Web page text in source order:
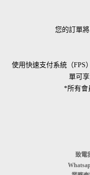
您的訂單
使用快速支付系統（FPS
單可
*所有會
致電